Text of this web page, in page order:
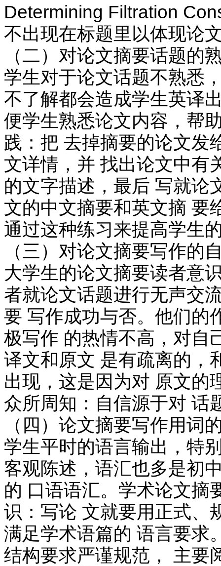
Determining Filtration
不出现在标题里以体现论
（二）对论文摘要话题的
学生对于论文话题不熟悉
不了解都会造成学生英译
便学生熟悉论文内容，帮
践：把 去掉摘要的论文发
文详情，并 找出论文中有
的文字描述，最后 写就论
文的中文摘要和英文摘 要
通过这种练习来提高学生
（三）对论文摘要写作的
大学生的论文摘要读者意
者就论文话题进行无声交
要 写作成功与否。他们的
极写作 的热情不高，对自
译文和原文 是有疏离的，
出现，这是因为对 原文的
众所周知：自信源于对 话
（四）论文摘要写作用词
学生平时的语言输出，特
客观陈述，语汇也多是初
的 口语语汇。学术论文摘
识：写论 文就要用正式、
满足学术语篇的 语言要求
结构要求严谨规范， 主要